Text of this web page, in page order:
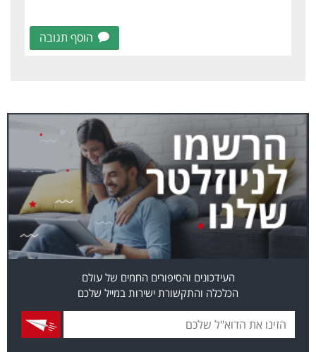
הוסף תגובה
העידכונים והסיפורים החמים של עולם
הכלכלה והתקשורת ישירות במייל שלכם